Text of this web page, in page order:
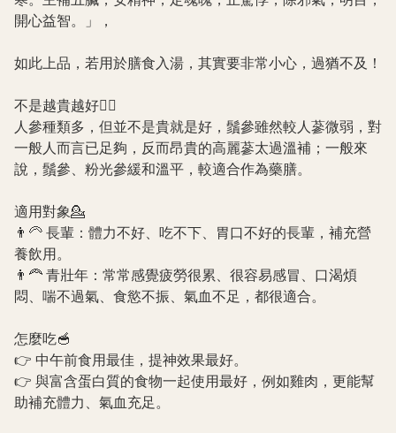
開心益智。」，
如此上品，若用於膳食入湯，其實要非常小心，過猶不及！
不是越貴越好🙅‍♀️
人參種類多，但並不是貴就是好，鬚參雖然較人蔘微弱，對
一般人而言已足夠，反而昂貴的高麗蔘太過溫補；一般來
說，鬚參、粉光參緩和溫平，較適合作為藥膳。
適用對象💁
👨‍🦳 長輩：體力不好、吃不下、胃口不好的長輩，補充營
養飲用。
👨‍🦰 青壯年：常常感覺疲勞很累、很容易感冒、口渴煩
悶、喘不過氣、食慾不振、氣血不足，都很適合。
怎麼吃🥣
👉 中午前食用最佳，提神效果最好。
👉 與富含蛋白質的食物一起使用最好，例如雞肉，更能幫
助補充體力、氣血充足。